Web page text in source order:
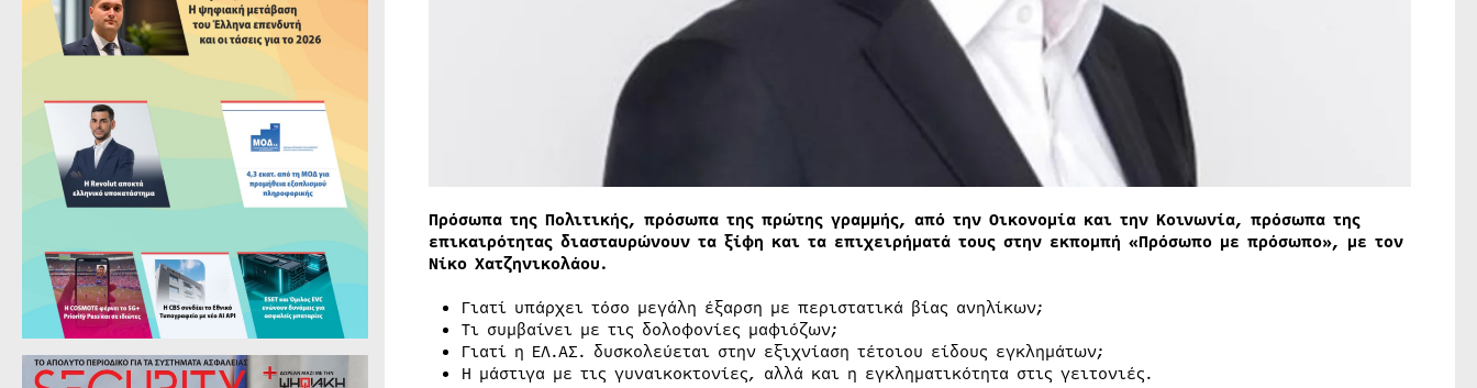
Πρόσωπα της Πολιτικής, πρόσωπα της πρώτης γραμμής, από την Οικονομία και την Κοινωνία, πρόσωπα της
επικαιρότητας διασταυρώνουν τα ξίφη και τα επιχειρήματά τους στην εκπομπή «Πρόσωπο με πρόσωπο», με τον
Νίκο Χατζηνικολάου.
Γιατί υπάρχει τόσο μεγάλη έξαρση με περιστατικά βίας ανηλίκων;
Τι συμβαίνει με τις δολοφονίες μαφιόζων;
Γιατί η ΕΛ.ΑΣ. δυσκολεύεται στην εξιχνίαση τέτοιου είδους εγκλημάτων;
Η μάστιγα με τις γυναικοκτονίες, αλλά και η εγκληματικότητα στις γειτονιές.